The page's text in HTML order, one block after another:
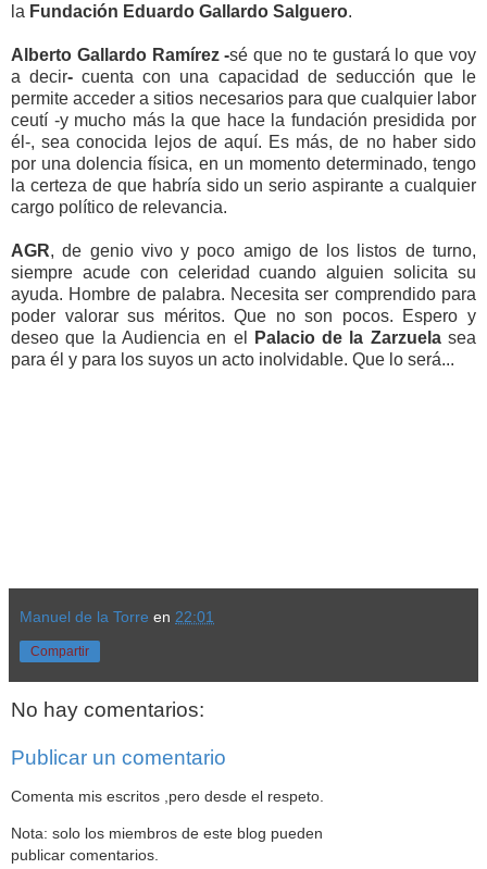
la Fundación Eduardo Gallardo Salguero.
Alberto Gallardo Ramírez -sé que no te gustará lo que voy
a decir-cuenta con una capacidad de seducción que le
permite acceder a sitios necesarios para que cualquier labor
ceutí -y mucho más la que hace la fundación presidida por
él-, sea conocida lejos de aquí. Es más, de no haber sido
por una dolencia física, en un momento determinado, tengo
la certeza de que habría sido un serio aspirante a cualquier
cargo político de relevancia.
AGR, de genio vivo y poco amigo de los listos de turno,
siempre acude con celeridad cuando alguien solicita su
ayuda. Hombre de palabra. Necesita ser comprendido para
poder valorar sus méritos. Que no son pocos. Espero y
deseo que la Audiencia en el
Palacio de la Zarzuelasea
para él y para los suyos un acto inolvidable. Que lo será...
Manuel de la Torre en 22:01
Compartir
No hay comentarios:
Publicar un comentario
Comenta mis escritos ,pero desde el respeto.
Nota: solo los miembros de este blog pueden
publicar comentarios.